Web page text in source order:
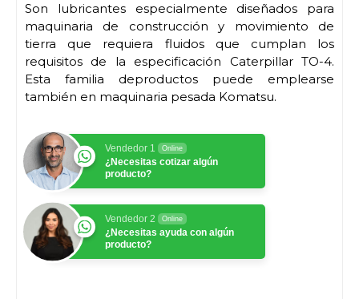
Son lubricantes especialmente diseñados para
maquinaria de construcción y movimiento de
tierra que requiera fluidos que cumplan los
requisitos de la especificación Caterpillar TO-4.
Esta familia deproductos puede emplearse
también en maquinaria pesada Komatsu.
Vendedor 1 Online
¿Necesitas cotizar algún
producto?
Vendedor 2 Online
¿Necesitas ayuda con algún
producto?